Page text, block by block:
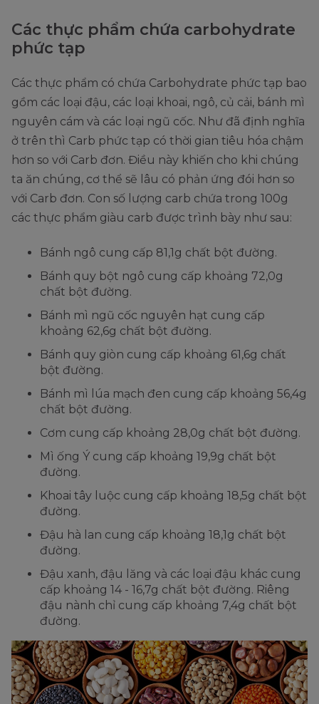
Các thực phẩm chứa carbohydrate
phức tạp
Các thực phẩm có chứa Carbohydrate phức tạp bao
gồm các loại đậu, các loại khoai, ngô, củ cải, bánh mì
nguyên cám và các loại ngũ cốc. Như đã định nghĩa
ở trên thì Carb phức tạp có thời gian tiêu hóa chậm
hơn so với Carb đơn. Điều này khiến cho khi chúng
ta ăn chúng, cơ thể sẽ lâu có phản ứng đói hơn so
với Carb đơn. Con số lượng carb chứa trong 100g
các thực phẩm giàu carb được trình bày như sau:
Bánh ngô cung cấp 81,1g chất bột đường.
Bánh quy bột ngô cung cấp khoảng 72,0g
chất bột đường.
Bánh mì ngũ cốc nguyên hạt cung cấp
khoảng 62,6g chất bột đường.
Bánh quy giòn cung cấp khoảng 61,6g chất
bột đường.
Bánh mì lúa mạch đen cung cấp khoảng 56,4g
chất bột đường.
Cơm cung cấp khoảng 28,0g chất bột đường.
Mì ống Ý cung cấp khoảng 19,9g chất bột
đường.
Khoai tây luộc cung cấp khoảng 18,5g chất bột
đường.
Đậu hà lan cung cấp khoảng 18,1g chất bột
đường.
Đậu xanh, đậu lăng và các loại đậu khác cung
cấp khoảng 14 - 16,7g chất bột đường. Riêng
đậu nành chỉ cung cấp khoảng 7,4g chất bột
đường.